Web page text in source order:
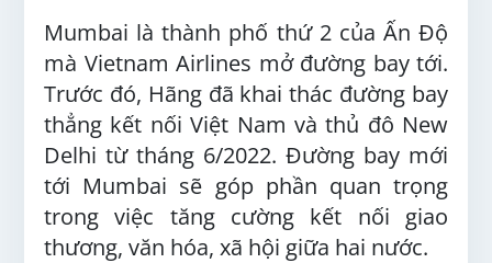
Mumbai là thành phố thứ 2 của Ấn Độ
mà Vietnam Airlines mở đường bay tới.
Trước đó, Hãng đã khai thác đường bay
thẳng kết nối Việt Nam và thủ đô New
Delhi từ tháng 6/2022. Đường bay mới
tới Mumbai sẽ góp phần quan trọng
trong việc tăng cường kết nối giao
thương, văn hóa, xã hội giữa hai nước.